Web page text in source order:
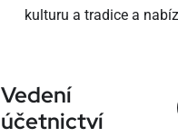
kulturu a tradice a
Vedení
účetnictví